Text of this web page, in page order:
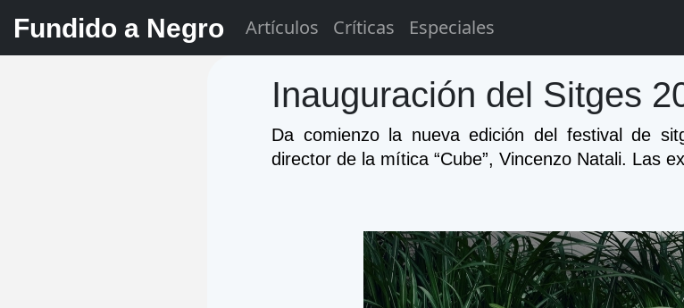
Fundido a Negro Artículos Críticas Especiales
Inauguración del Sitges
Da comienzo la nueva edición del festival de
director de la mítica “Cube”, Vincenzo Natali. Las